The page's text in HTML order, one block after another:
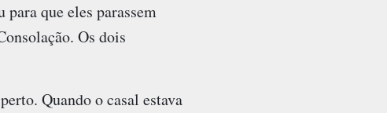
que eles parassem
Os dois
Quando o casal estava